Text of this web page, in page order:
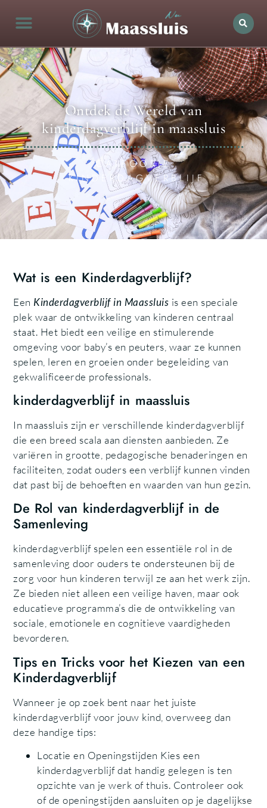
Ontdek de Wereld van
kinderdagverblijf in maassluis
CATEGORIE:
KINDERDAGVERBLIJF
Wat is een Kinderdagverblijf?
Een Kinderdagverblijf in Maassluis is een speciale
plek waar de ontwikkeling van kinderen centraal
staat. Het biedt een veilige en stimulerende
omgeving voor baby’s en peuters, waar ze kunnen
spelen, leren en groeien onder begeleiding van
gekwalificeerde professionals.
kinderdagverblijf in maassluis
In maassluis zijn er verschillende kinderdagverblijf
die een breed scala aan diensten aanbieden. Ze
variëren in grootte, pedagogische benaderingen en
faciliteiten, zodat ouders een verblijf kunnen vinden
dat past bij de behoeften en waarden van hun gezin.
De Rol van kinderdagverblijf in de
Samenleving
kinderdagverblijf spelen een essentiële rol in de
samenleving door ouders te ondersteunen bij de
zorg voor hun kinderen terwijl ze aan het werk zijn.
Ze bieden niet alleen een veilige haven, maar ook
educatieve programma’s die de ontwikkeling van
sociale, emotionele en cognitieve vaardigheden
bevorderen.
Tips en Tricks voor het Kiezen van een
Kinderdagverblijf
Wanneer je op zoek bent naar het juiste
kinderdagverblijf voor jouw kind, overweeg dan
deze handige tips:
Locatie en Openingstijden Kies een
kinderdagverblijf dat handig gelegen is ten
opzichte van je werk of thuis. Controleer ook
of de openingstijden aansluiten op je dagelijkse